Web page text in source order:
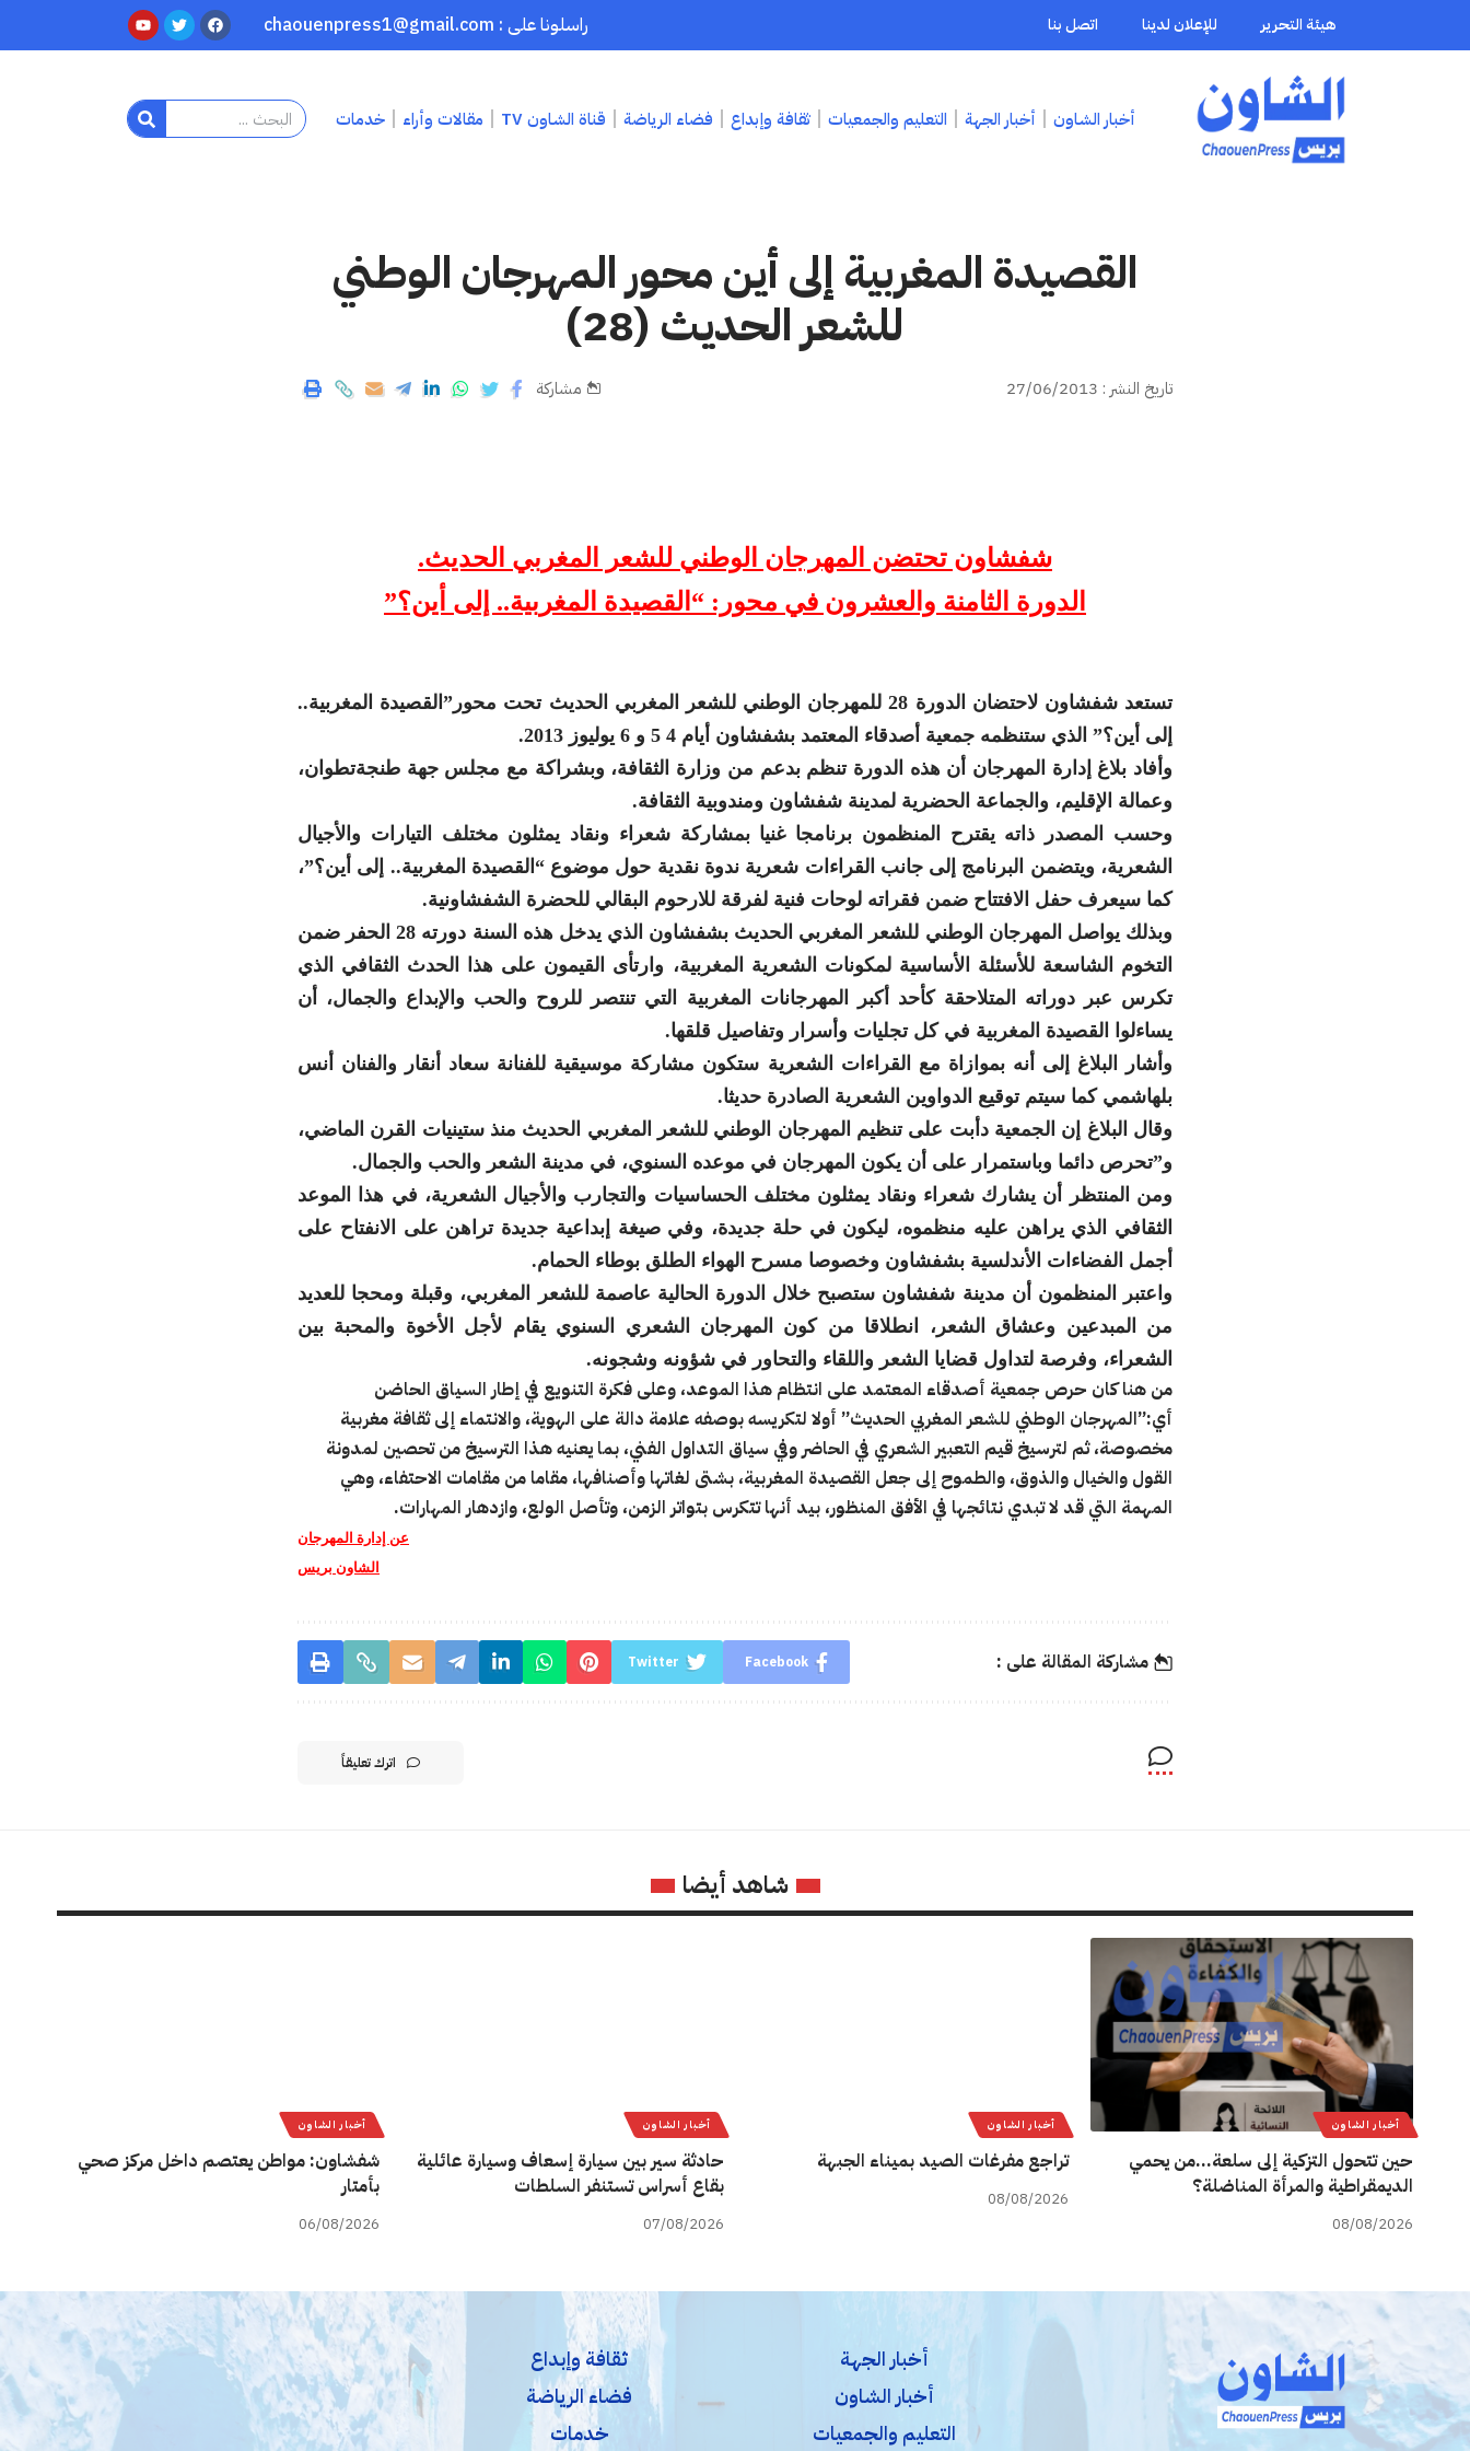
هيئة التحرير للإعلان لدينا اتصل بنا راسلونا على : chaouenpress1@gmail.com
أخبار الشاون أخبار الجهة التعليم والجمعيات ثقافة وإبداع فضاء الرياضة قناة الشاون TV مقالات وأراء خدمات
القصيدة المغربية إلى أين محور المهرجان الوطني
للشعر الحديث (28)
تاريخ النشر : 27/06/2013 مشاركة
شفشاون تحتضن المهرجان الوطني للشعر المغربي الحديث.
الدورة الثامنة والعشرون في محور: “القصيدة المغربية.. إلى أين؟”
تستعد شفشاون لاحتضان الدورة 28 للمهرجان الوطني للشعر المغربي الحديث تحت محور”القصيدة المغربية..
إلى أين؟” الذي ستنظمه جمعية أصدقاء المعتمد بشفشاون أيام 4 5 و 6 يوليوز 2013.
وأفاد بلاغ إدارة المهرجان أن هذه الدورة تنظم بدعم من وزارة الثقافة، وبشراكة مع مجلس جهة طنجةتطوان،
وعمالة الإقليم، والجماعة الحضرية لمدينة شفشاون ومندوبية الثقافة.
وحسب المصدر ذاته يقترح المنظمون برنامجا غنيا بمشاركة شعراء ونقاد يمثلون مختلف التيارات والأجيال
الشعرية، ويتضمن البرنامج إلى جانب القراءات شعرية ندوة نقدية حول موضوع “القصيدة المغربية.. إلى أين؟”،
كما سيعرف حفل الافتتاح ضمن فقراته لوحات فنية لفرقة للارحوم البقالي للحضرة الشفشاونية.
وبذلك يواصل المهرجان الوطني للشعر المغربي الحديث بشفشاون الذي يدخل هذه السنة دورته 28 الحفر ضمن
التخوم الشاسعة للأسئلة الأساسية لمكونات الشعرية المغربية، وارتأى القيمون على هذا الحدث الثقافي الذي
تكرس عبر دوراته المتلاحقة كأحد أكبر المهرجانات المغربية التي تنتصر للروح والحب والإبداع والجمال، أن
يساءلوا القصيدة المغربية في كل تجليات وأسرار وتفاصيل قلقها.
وأشار البلاغ إلى أنه بموازاة مع القراءات الشعرية ستكون مشاركة موسيقية للفنانة سعاد أنقار والفنان أنس
بلهاشمي كما سيتم توقيع الدواوين الشعرية الصادرة حديثا.
وقال البلاغ إن الجمعية دأبت على تنظيم المهرجان الوطني للشعر المغربي الحديث منذ ستينيات القرن الماضي،
و”تحرص دائما وباستمرار على أن يكون المهرجان في موعده السنوي، في مدينة الشعر والحب والجمال.
ومن المنتظر أن يشارك شعراء ونقاد يمثلون مختلف الحساسيات والتجارب والأجيال الشعرية، في هذا الموعد
الثقافي الذي يراهن عليه منظموه، ليكون في حلة جديدة، وفي صيغة إبداعية جديدة تراهن على الانفتاح على
أجمل الفضاءات الأندلسية بشفشاون وخصوصا مسرح الهواء الطلق بوطاء الحمام.
واعتبر المنظمون أن مدينة شفشاون ستصبح خلال الدورة الحالية عاصمة للشعر المغربي، وقبلة ومحجا للعديد
من المبدعين وعشاق الشعر، انطلاقا من كون المهرجان الشعري السنوي يقام لأجل الأخوة والمحبة بين
الشعراء، وفرصة لتداول قضايا الشعر واللقاء والتحاور في شؤونه وشجونه.
من هنا كان حرص جمعية أصدقاء المعتمد على انتظام هذا الموعد، وعلى فكرة التنويع في إطار السياق الحاضن
أي:”المهرجان الوطني للشعر المغربي الحديث” أولا لتكريسه بوصفه علامة دالة على الهوية، والانتماء إلى ثقافة مغربية
مخصوصة، ثم لترسيخ قيم التعبير الشعري في الحاضر وفي سياق التداول الفني، بما يعنيه هذا الترسيخ من تحصين لمدونة
القول والخيال والذوق، والطموح إلى جعل القصيدة المغربية، بشتى لغاتها وأصنافها، مقاما من مقامات الاحتفاء، وهي
المهمة التي قد لا تبدي نتائجها في الأفق المنظور، بيد أنها تتكرس بتواتر الزمن، وتأصل الولع، وازدهار المهارات.
عن إدارة المهرجان
الشاون بريس
مشاركة المقالة على : Facebook
Twitter
اترك تعليقاً
شاهد أيضا
أخبار الشاون
حين تتحول التزكية إلى سلعة…من يحمي
الديمقراطية والمرأة المناضلة؟
08/08/2026
أخبار الشاون
تراجع مفرغات الصيد بميناء الجبهة
08/08/2026
أخبار الشاون
حادثة سير بين سيارة إسعاف وسيارة عائلية
بقاع أسراس تستنفر السلطات
07/08/2026
أخبار الشاون
شفشاون: مواطن يعتصم داخل مركز صحي
بأمتار
06/08/2026
أخبار الجهة
أخبار الشاون
التعليم والجمعيات
ثقافة وإبداع
فضاء الرياضة
خدمات